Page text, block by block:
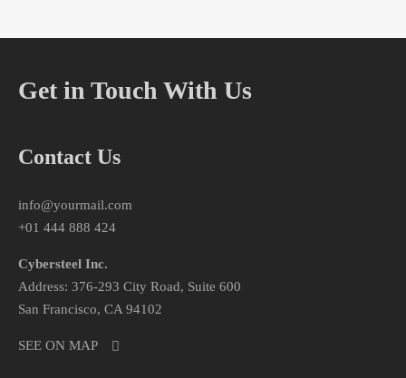
Get in Touch With Us
Contact Us
info@yourmail.com
+01 444 888 424
Cybersteel Inc.
Address: 376-293 City Road, Suite 600
San Francisco, CA 94102
SEE ON MAP